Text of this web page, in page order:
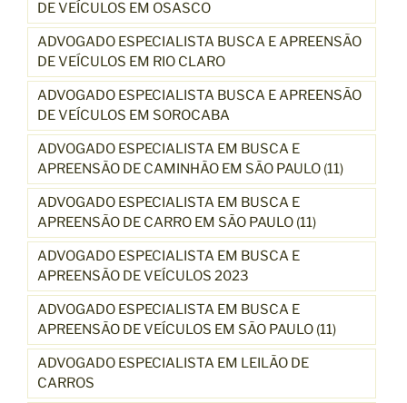
DE VEÍCULOS EM OSASCO
ADVOGADO ESPECIALISTA BUSCA E APREENSÃO
DE VEÍCULOS EM RIO CLARO
ADVOGADO ESPECIALISTA BUSCA E APREENSÃO
DE VEÍCULOS EM SOROCABA
ADVOGADO ESPECIALISTA EM BUSCA E
APREENSÃO DE CAMINHÃO EM SÃO PAULO (11)
ADVOGADO ESPECIALISTA EM BUSCA E
APREENSÃO DE CARRO EM SÃO PAULO (11)
ADVOGADO ESPECIALISTA EM BUSCA E
APREENSÃO DE VEÍCULOS 2023
ADVOGADO ESPECIALISTA EM BUSCA E
APREENSÃO DE VEÍCULOS EM SÃO PAULO (11)
ADVOGADO ESPECIALISTA EM LEILÃO DE
CARROS